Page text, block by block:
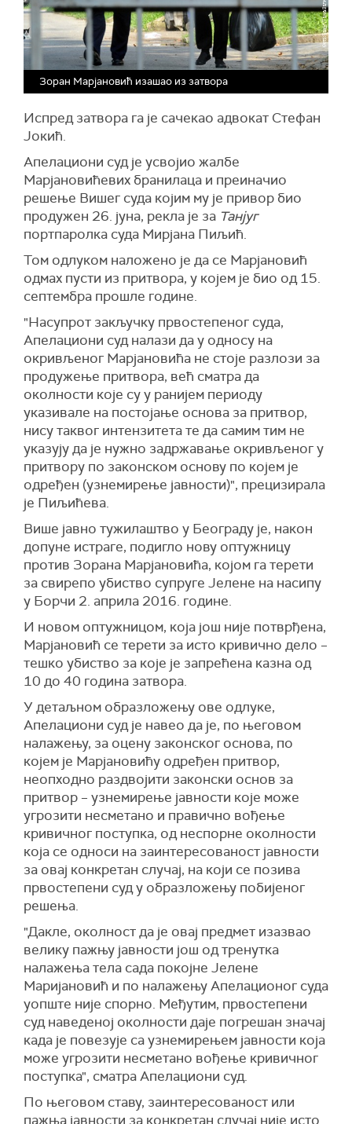
Зоран Марјановић изашао из затвора
Испред затвора га је сачекао адвокат Стефан
Јокић.
Апелациони суд је усвојио жалбе
Марјановићевих бранилаца и преиначио
решење Вишег суда којим му је привор био
продужен 26. јуна, рекла је за Танјуг
портпаролка суда Мирјана Пиљић.
Том одлуком наложено је да се Марјановић
одмах пусти из притвора, у којем је био од 15.
септембра прошле године.
"Насупрот закључку првостепеног суда,
Апелациони суд налази да у односу на
окривљеног Марјановића не стоје разлози за
продужење притвора, већ сматра да
околности које су у ранијем периоду
указивале на постојање основа за притвор,
нису таквог интензитета те да самим тим не
указују да је нужно задржавање окривљеног у
притвору по законском основу по којем је
одређен (узнемирење јавности)", прецизирала
је Пиљићева.
Више јавно тужилаштво у Београду је, након
допуне истраге, подигло нову оптужницу
против Зорана Марјановића, којом га терети
за свирепо убиство супруге Јелене на насипу
у Борчи 2. априла 2016. године.
И новом оптужницом, која још није потврђена,
Марјановић се терети за исто кривично дело –
тешко убиство за које је запрећена казна од
10 до 40 година затвора.
У детаљном образложењу ове одлуке,
Апелациони суд је навео да је, по његовом
налажењу, за оцену законског основа, по
којем је Марјановићу одређен притвор,
неопходно раздвојити законски основ за
притвор – узнемирење јавности које може
угрозити несметано и правично вођење
кривичног поступка, од неспорне околности
која се односи на заинтересованост јавности
за овај конкретан случај, на који се позива
првостепени суд у образложењу побијеног
решења.
"Дакле, околност да је овај предмет изазвао
велику пажњу јавности још од тренутка
налажења тела сада покојне Јелене
Маријановић и по налажењу Апелационог суда
уопште није спорно. Међутим, првостепени
суд наведеној околности даје погрешан значај
када је повезује са узнемирењем јавности која
може угрозити несметано вођење кривичног
поступка", сматра Апелациони суд.
По његовом ставу, заинтересованост или
пажња јавности за конкретан случај није исто